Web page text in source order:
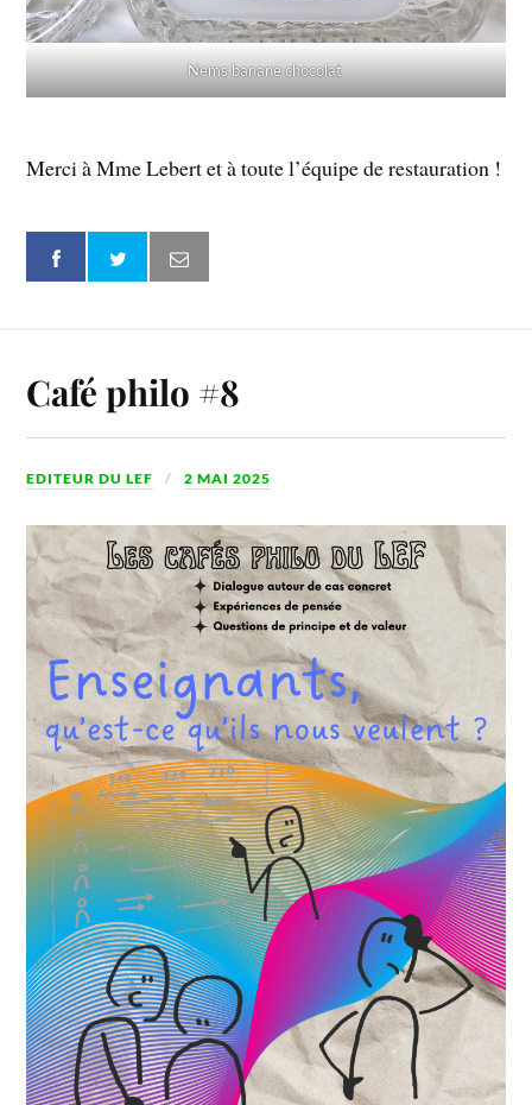
Nems banane chocolat
Merci à Mme Lebert et à toute l’équipe de restauration !
Café philo #8
EDITEUR DU LEF 2 MAI 2025